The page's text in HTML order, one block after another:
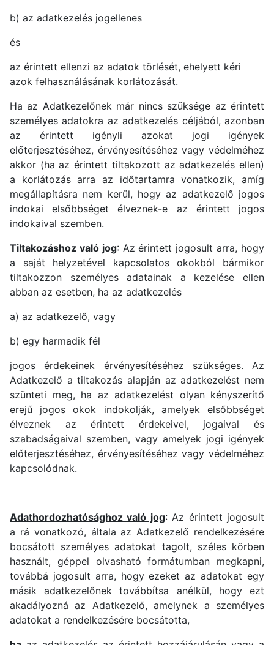
b) az adatkezelés jogellenes
és
az érintett ellenzi az adatok törlését, ehelyett kéri
azok felhasználásának korlátozását.
Ha az Adatkezelőnek már nincs szüksége az érintett
személyes adatokra az adatkezelés céljából, azonban
az érintett igényli azokat jogi igények
előterjesztéséhez, érvényesítéséhez vagy védelméhez
akkor (ha az érintett tiltakozott az adatkezelés ellen)
a korlátozás arra az időtartamra vonatkozik, amíg
megállapításra nem kerül, hogy az adatkezelő jogos
indokai elsőbbséget élveznek-e az érintett jogos
indokaival szemben.
Tiltakozáshoz való jog: Az érintett jogosult arra, hogy
a saját helyzetével kapcsolatos okokból bármikor
tiltakozzon személyes adatainak a kezelése ellen
abban az esetben, ha az adatkezelés
a) az adatkezelő, vagy
b) egy harmadik fél
jogos érdekeinek érvényesítéséhez szükséges. Az
Adatkezelő a tiltakozás alapján az adatkezelést nem
szünteti meg, ha az adatkezelést olyan kényszerítő
erejű jogos okok indokolják, amelyek elsőbbséget
élveznek az érintett érdekeivel, jogaival és
szabadságaival szemben, vagy amelyek jogi igények
előterjesztéséhez, érvényesítéséhez vagy védelméhez
kapcsolódnak.
Adathordozhatósághoz való jog: Az érintett jogosult
a rá vonatkozó, általa az Adatkezelő rendelkezésére
bocsátott személyes adatokat tagolt, széles körben
használt, géppel olvasható formátumban megkapni,
továbbá jogosult arra, hogy ezeket az adatokat egy
másik adatkezelőnek továbbítsa anélkül, hogy ezt
akadályozná az Adatkezelő, amelynek a személyes
adatokat a rendelkezésére bocsátotta,